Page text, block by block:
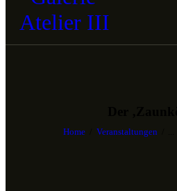
Home Veranstaltungen